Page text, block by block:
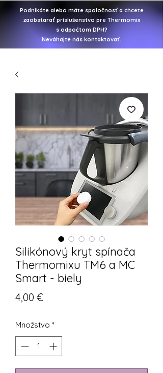
Podnikáte alebo máte spoločnosť a chcete
zaobstarať príslušenstvo pre Thermomix
s odpočtom DPH?
Neváhajte nás kontaktovať.
Silikónový kryt spínača
Thermomixu TM6 a MC
Smart - biely
4,00 €Price
Množstvo *